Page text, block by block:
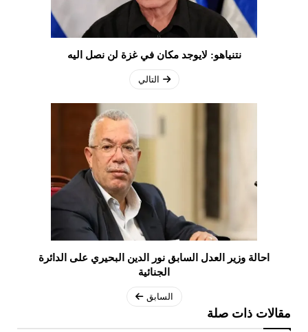
نتنياهو: لايوجد مكان في غزة لن نصل اليه
التالي
احالة وزير العدل السابق نور الدين البحيري على الدائرة
الجنائية
السابق
مقالات ذات صلة